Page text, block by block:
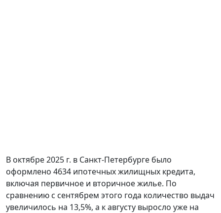
В октябре 2025 г. в Санкт-Петербурге было
оформлено 4634 ипотечных жилищных кредита,
включая первичное и вторичное жилье. По
сравнению с сентябрем этого года количество выдач
увеличилось на 13,5%, а к августу выросло уже на